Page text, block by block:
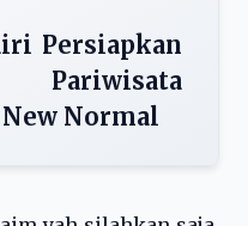
Persiapkan
Normal